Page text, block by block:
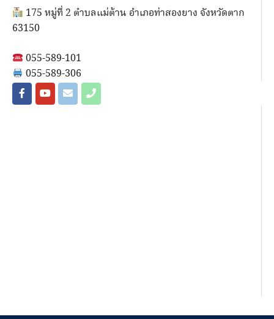
175 หมู่ที่ 2 ตำบลแม่ต้าน อำเภอท่าสองยาง จังหวัดตาก
63150
055-589-101
055-589-306